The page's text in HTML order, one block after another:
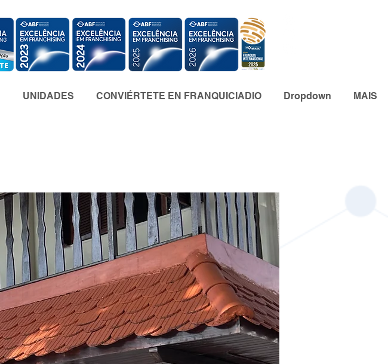
UNIDADES CONVIÉRTETE EN FRANQUICIADIO Dropdown MAIS